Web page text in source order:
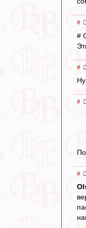
#
#
#
#
#